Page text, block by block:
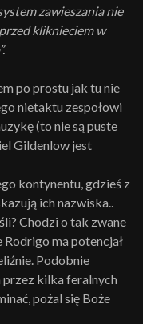
zawieszania nie
kliknieciem w
po prostu jak tu nie
nietaktu zespołowi
(to nie są puste
Gildenlow jest
kontynentu, gdzieś z
ich nazwiska..
Chodzi o tak zwane
Rodrigo ma potencjał
Podobnie
przez kilka feralnych
pożal się Boże